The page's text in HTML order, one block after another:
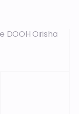
DOOH Orisha